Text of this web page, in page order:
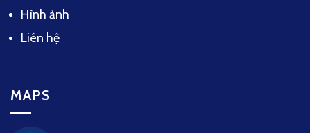
Hình ảnh
Liên hệ
MAPS